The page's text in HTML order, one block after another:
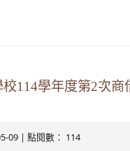
114學年度第2次
09 | 點閱數： 114